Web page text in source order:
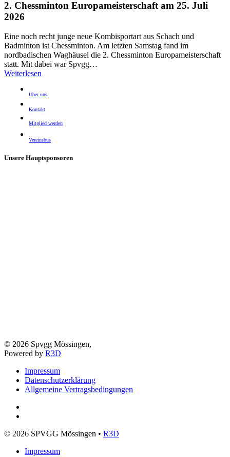
2. Chessminton Europameisterschaft am 25. Juli
2026
Eine noch recht junge neue Kombisportart aus Schach und
Badminton ist Chessminton. Am letzten Samstag fand im
nordbadischen Waghäusel die 2. Chessminton Europameisterschaft
statt. Mit dabei war Spvgg…
Weiterlesen
Über uns
Kontakt
Mitglied werden
Vereinsbus
Unsere Hauptsponsoren
© 2026 Spvgg Mössingen,
Powered by R3D
Impressum
Datenschutzerklärung
Allgemeine Vertragsbedingungen
© 2026 SPVGG Mössingen • R3D
Impressum